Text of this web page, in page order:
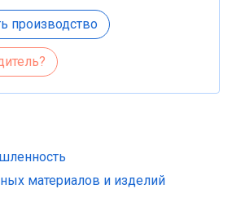
производство
материалов и изделий